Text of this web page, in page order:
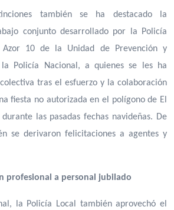
también se ha destacado la
conjunto desarrollado por la Policía
10 de la Unidad de Prevención y
la Policía Nacional, a quienes se les ha
tras el esfuerzo y la colaboración
fiesta no autorizada en el polígono de El
las pasadas fechas navideñas. De
se derivaron felicitaciones a agentes y
profesional a personal jubilado
la Policía Local también aprovechó el